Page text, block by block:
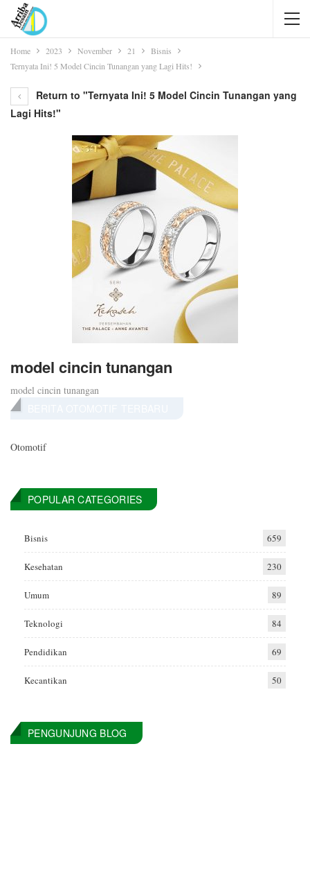
Home 2023 November 21
Bisnis
Ternyata Ini! 5 Model Cincin Tunangan yang Lagi Hits!
Return to "Ternyata Ini! 5 Model Cincin Tunangan yang
Lagi Hits!"
model cincin tunangan
model cincin tunangan
Otomotif
POPULAR CATEGORIES
Bisnis 659
Kesehatan 230
Umum 89
Teknologi 84
Pendidikan 69
Kecantikan 50
PENGUNJUNG BLOG